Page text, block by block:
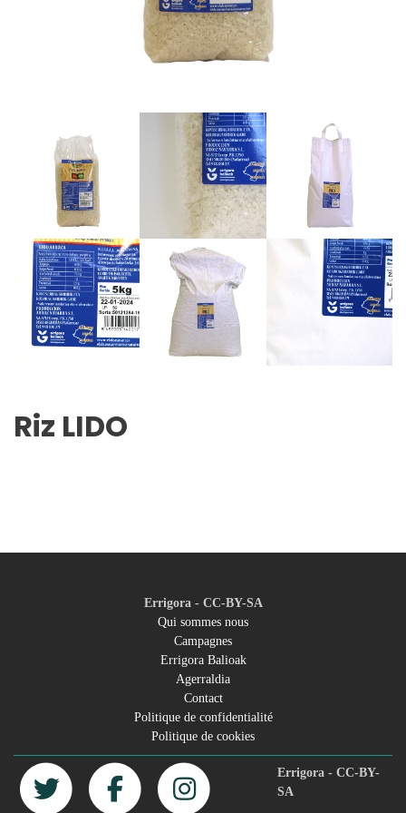
Riz LIDO
Footer
menu
Errigora - CC-BY-SA
Qui sommes nous
Campagnes
Errigora Balioak
Agerraldia
Contact
Politique de confidentialité
Politique de cookies
Errigora - CC-BY-
SA